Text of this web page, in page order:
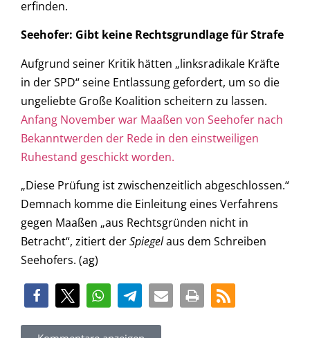
erfinden.
Seehofer: Gibt keine Rechtsgrundlage für Strafe
Aufgrund seiner Kritik hätten „linksradikale Kräfte
in der SPD“ seine Entlassung gefordert, um so die
ungeliebte Große Koalition scheitern zu lassen.
Anfang November war Maaßen von Seehofer nach
Bekanntwerden der Rede in den einstweiligen
Ruhestand geschickt worden.
„Diese Prüfung ist zwischenzeitlich abgeschlossen.“
Demnach komme die Einleitung eines Verfahrens
gegen Maaßen „aus Rechtsgründen nicht in
Betracht“, zitiert derSpiegelaus dem Schreiben
Seehofers. (ag)